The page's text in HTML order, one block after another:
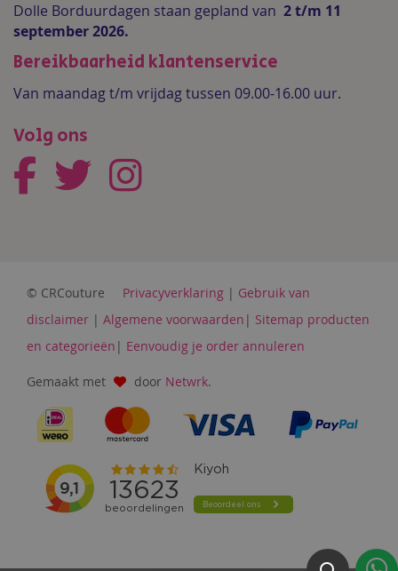
Dolle Borduurdagen staan gepland van 2 t/m 11
september 2026.
Bereikbaarheid klantenservice
Van maandag t/m vrijdag tussen 09.00-16.00 uur.
Volg ons
© CRCouture Privacyverklaring | Gebruik van
disclaimer | Algemene voorwaarden | Sitemap producten
en categorieën | Eenvoudig je order annuleren
Gemaakt met door Netwrk.